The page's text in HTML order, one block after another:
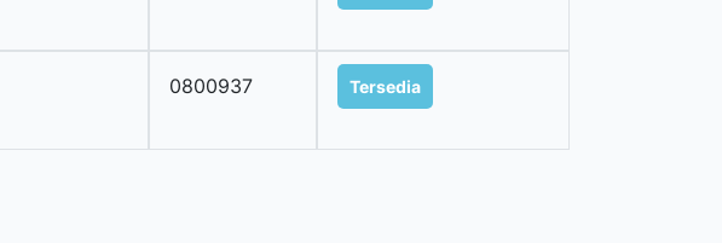
0800937 Tersedia